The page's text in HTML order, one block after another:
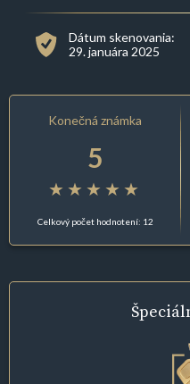
Dátum skenovania:
29. januára 2025
Konečná známka
5
Celkový počet hodnotení: 12